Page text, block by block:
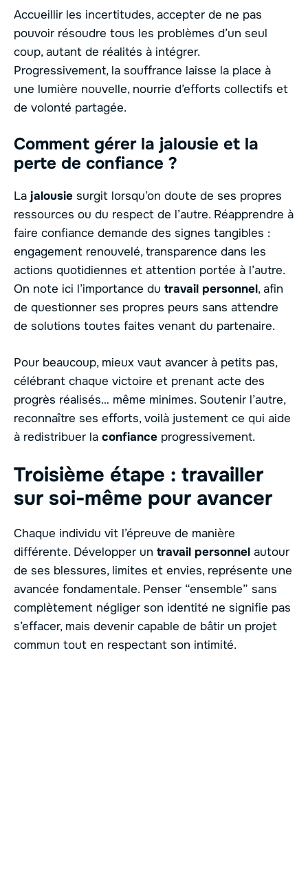
Accueillir les incertitudes, accepter de ne pas
pouvoir résoudre tous les problèmes d’un seul
coup, autant de réalités à intégrer.
Progressivement, la souffrance laisse la place à
une lumière nouvelle, nourrie d’efforts collectifs et
de volonté partagée.
Comment gérer la jalousie et la
perte de confiance ?
La jalousie surgit lorsqu’on doute de ses propres
ressources ou du respect de l’autre. Réapprendre à
faire confiance demande des signes tangibles :
engagement renouvelé, transparence dans les
actions quotidiennes et attention portée à l’autre.
On note ici l’importance du travail personnel, afin
de questionner ses propres peurs sans attendre
de solutions toutes faites venant du partenaire.
Pour beaucoup, mieux vaut avancer à petits pas,
célébrant chaque victoire et prenant acte des
progrès réalisés… même minimes. Soutenir l’autre,
reconnaître ses efforts, voilà justement ce qui aide
à redistribuer la confiance progressivement.
Troisième étape : travailler
sur soi-même pour avancer
Chaque individu vit l’épreuve de manière
différente. Développer un travail personnel autour
de ses blessures, limites et envies, représente une
avancée fondamentale. Penser “ensemble” sans
complètement négliger son identité ne signifie pas
s’effacer, mais devenir capable de bâtir un projet
commun tout en respectant son intimité.